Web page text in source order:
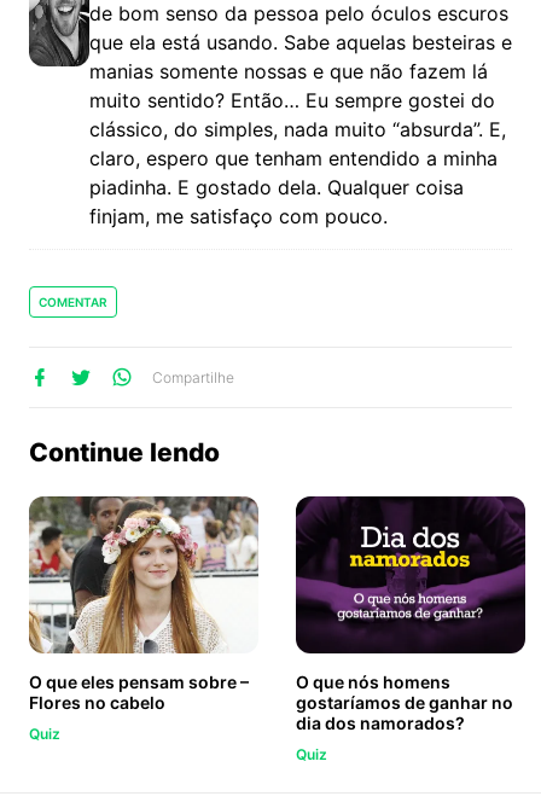
de bom senso da pessoa pelo óculos escuros
que ela está usando. Sabe aquelas besteiras e
manias somente nossas e que não fazem lá
muito sentido? Então… Eu sempre gostei do
clássico, do simples, nada muito “absurda”. E,
claro, espero que tenham entendido a minha
piadinha. E gostado dela. Qualquer coisa
finjam, me satisfaço com pouco.
COMENTAR
Compartilhe
Continue lendo
O que eles pensam sobre –
Flores no cabelo
Quiz
O que nós homens
gostaríamos de ganhar no
dia dos namorados?
Quiz